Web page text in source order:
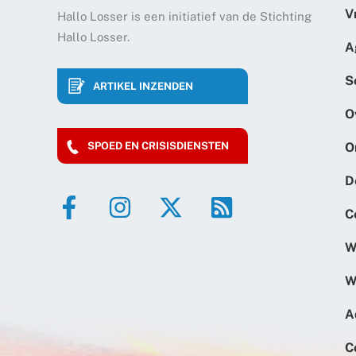
Hallo Losser is een initiatief van de Stichting
Hallo Losser.
ARTIKEL INZENDEN
SPOED EN CRISISDIENSTEN